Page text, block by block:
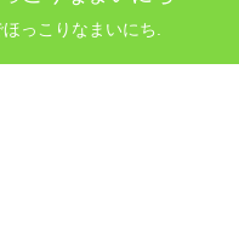
っこりなまいにち.